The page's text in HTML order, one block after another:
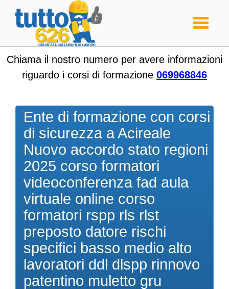
Toggle
Chiama il nostro numero per avere informazioni
riguardo i corsi di formazione 069968846
Ente di formazione con corsi
di sicurezza a Acireale
Nuovo accordo stato regioni
2025 corso formatori
videoconferenza fad aula
virtuale online corso
formatori rspp rls rlst
preposto datore rischi
specifici basso medio alto
lavoratori ddl dlspp rinnovo
patentino muletto gru